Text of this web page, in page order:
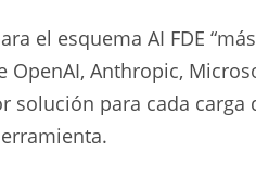
el esquema AI FDE
Anthropic,
para cada carga